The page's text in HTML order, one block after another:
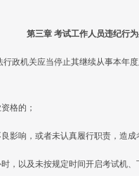
第三章 考试工作人员违纪行
政机关应当停止其继续从事本年
格的；
影响，或者未认真履行职责，造
，以及未按规定时间开启考试机